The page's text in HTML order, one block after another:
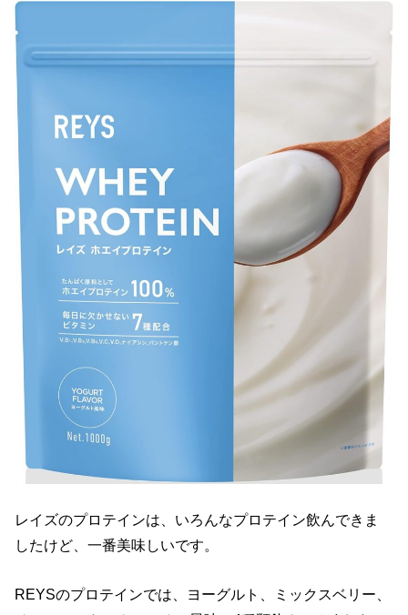
レイズのプロテインは、いろんなプロテイン飲んできま
したけど、一番美味しいです。
REYSのプロテインでは、ヨーグルト、ミックスベリー、